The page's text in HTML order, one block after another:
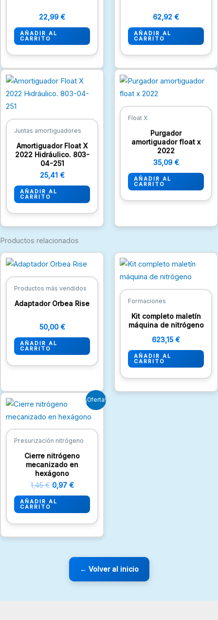
22,99 €
AÑADIR AL
CARRITO
62,92 €
AÑADIR AL
CARRITO
Juntas amortiguadores
Amortiguador Float X
2022 Hidráulico. 803-
04-251
25,41 €
AÑADIR AL
CARRITO
Float X
Purgador
amortiguador float x
2022
35,09 €
AÑADIR AL
CARRITO
Productos relacionados
Productos más vendidos
Adaptador Orbea Rise
50,00 €
AÑADIR AL
CARRITO
Formaciones
Kit completo maletín
máquina de nitrógeno
623,15 €
AÑADIR AL
CARRITO
¡Oferta!
Presurización nitrógeno
Cierre nitrógeno
mecanizado en
hexágono
1,45€
precio
original
1,45 €.
0,97 €
precio
actual
es:
0,97 €.
AÑADIR AL
CARRITO
← Volver al inicio